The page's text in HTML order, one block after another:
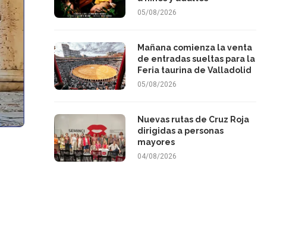
05/08/2026
Mañana comienza la venta
de entradas sueltas para la
Feria taurina de Valladolid
05/08/2026
Nuevas rutas de Cruz Roja
dirigidas a personas
mayores
04/08/2026